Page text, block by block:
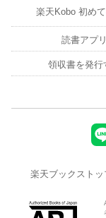
楽天Kobo 初め
読書アプリ
領収書を発行
楽天ブックストッ